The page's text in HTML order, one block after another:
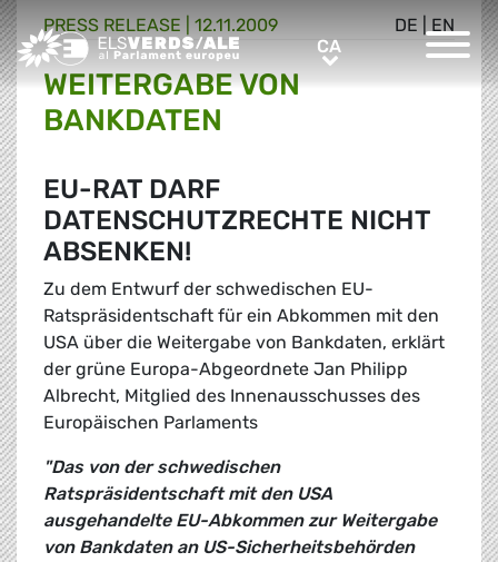
Greens/EFA Home CACA
DE EN
PRESS RELEASE | 12.11.2009
WEITERGABE VON
BANKDATEN
EU-RAT DARF
DATENSCHUTZRECHTE NICHT
ABSENKEN!
Zu dem Entwurf der schwedischen EU-
Ratspräsidentschaft für ein Abkommen mit den
USA über die Weitergabe von Bankdaten, erklärt
der grüne Europa-Abgeordnete Jan Philipp
Albrecht, Mitglied des Innenausschusses des
Europäischen Parlaments
"Das von der schwedischen
Ratspräsidentschaft mit den USA
ausgehandelte EU-Abkommen zur Weitergabe
von Bankdaten an US-Sicherheitsbehörden